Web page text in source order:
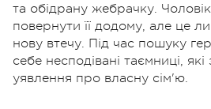
та обідрану жебрачку.
повернути її додому, але це
нову втечу. Під час пошуку
себе несподівані таємниці,
уявлення про власну сім'ю.